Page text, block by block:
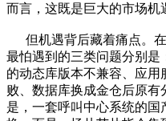
而言，这既是巨大的市场机
但机遇背后藏着痛点。在
最怕遇到的三类问题分别是
的动态库版本不兼容、应
败、数据库换成金仓后原
是，一套呼叫中心系统的